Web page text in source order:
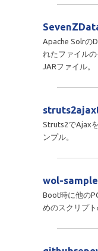
Apache Solrの
れたファイル
JARファイル。
Struts2でAjax
ンプル。
wol-sample
Boot時に他の
めのスクリプト